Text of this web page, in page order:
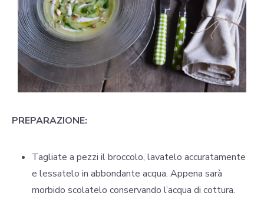
PREPARAZIONE:
Tagliate a pezzi il broccolo, lavatelo accuratamente
e lessatelo in abbondante acqua. Appena sarà
morbido scolatelo conservando l’acqua di cottura.